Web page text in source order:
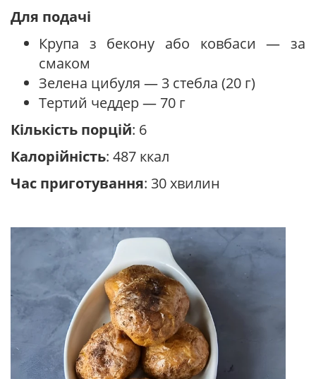
Для подачі
Крупа з бекону або ковбаси — за
смаком
Зелена цибуля — 3 стебла (20 г)
Тертий чеддер — 70 г
Кількість порцій: 6
Калорійність: 487 ккал
Час приготування: 30 хвилин